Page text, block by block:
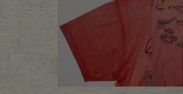
Eye Wear